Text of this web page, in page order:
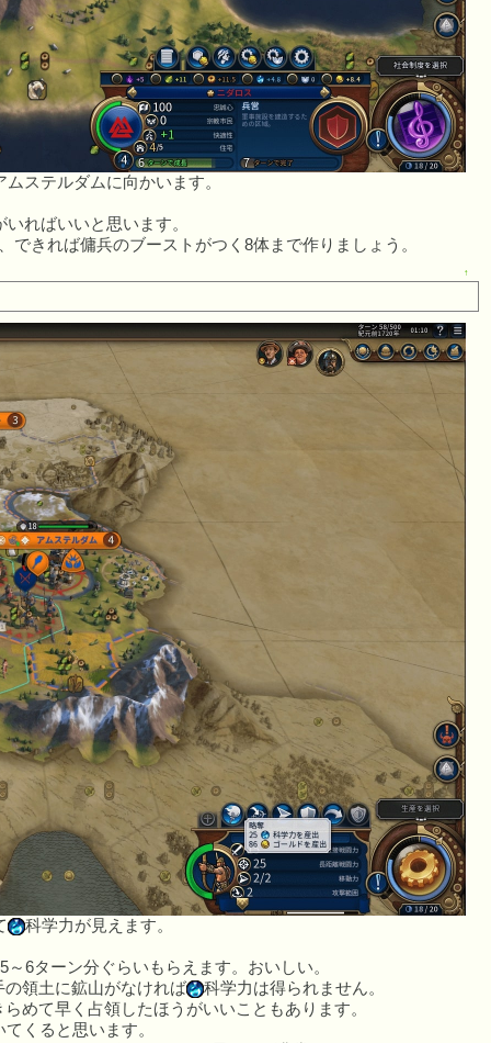
ステルダムに向かいます。
ればいいと思います。
きれば傭兵のブーストがつく8体まで作りましょう。
↑
科学力が見えます。
6ターン分ぐらいもらえます。おいしい。
領土に鉱山がなければ
科学力は得られません。
めて早く占領したほうがいいこともあります。
くると思います。